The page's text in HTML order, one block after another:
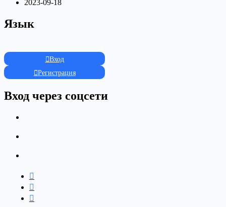
2023-09-18
Язык
Вход
Регистрация
Вход через соцсети